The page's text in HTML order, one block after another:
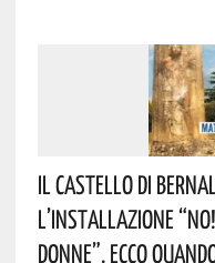
Il Castello Di
L’installazione
Donne”. Ecco